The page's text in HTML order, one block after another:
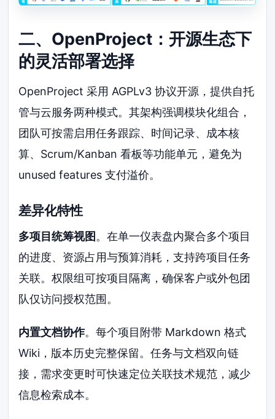
二、OpenProject：开源生态下
的灵活部署选择
OpenProject 采用 AGPLv3 协议开源，提供自托
管与云服务两种模式。其架构强调模块化组合，
团队可按需启用任务跟踪、时间记录、成本核
算、Scrum/Kanban 看板等功能单元，避免为
unused features 支付溢价。
差异化特性
多项目统筹视图 。在单一仪表盘内聚合多个项目
的进度、资源占用与预算消耗，支持跨项目任务
关联。权限组可按项目隔离，确保客户或外包团
队仅访问授权范围。
内置文档协作。每个项目附带 Markdown 格式
Wiki，版本历史完整保留。任务与文档双向链
接，需求变更时可快速定位关联技术规范，减少
信息检索成本。